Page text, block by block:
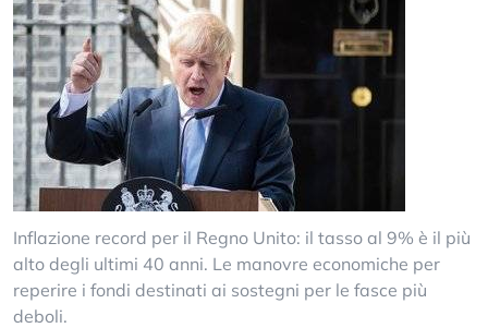
Inflazione record per il Regno Unito: il tasso al 9% è il più
alto degli ultimi 40 anni. Le manovre economiche per
reperire i fondi destinati ai sostegni per le fasce più
deboli.